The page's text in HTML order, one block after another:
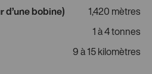
d’une bobine) 1,420 mètres
1 à 4 tonnes
9 à 15 kilomètres